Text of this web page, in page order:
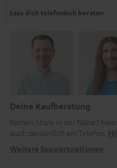
Lass dich telefonisch beraten
Deine Kaufberatung
Keinen Store in der Nähe?
auch persönlich am Telefon.
Weitere Supportoptionen